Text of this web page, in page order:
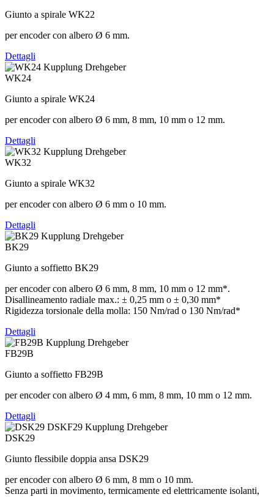
Giunto a spirale WK22
per encoder con albero Ø 6 mm.
Dettagli
WK24
Giunto a spirale WK24
per encoder con albero Ø 6 mm, 8 mm, 10 mm o 12 mm.
Dettagli
WK32
Giunto a spirale WK32
per encoder con albero Ø 6 mm o 10 mm.
Dettagli
BK29
Giunto a soffietto BK29
per encoder con albero Ø 6 mm, 8 mm, 10 mm o 12 mm*.
Disallineamento radiale max.: ± 0,25 mm o ± 0,30 mm*
Rigidezza torsionale della molla: 150 Nm/rad o 130 Nm/rad*
Dettagli
FB29B
Giunto a soffietto FB29B
per encoder con albero Ø 4 mm, 6 mm, 8 mm, 10 mm o 12 mm.
Dettagli
DSK29
Giunto flessibile doppia ansa DSK29
per encoder con albero Ø 6 mm, 8 mm o 10 mm.
Senza parti in movimento, termicamente ed elettricamente isolanti,